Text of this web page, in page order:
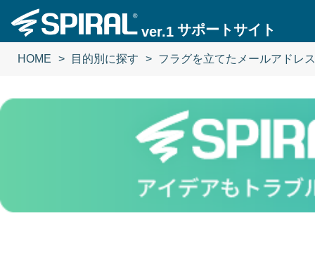
ver.1 サポートサイト
HOME 目的別に探す フラグを立てたメールアドレ